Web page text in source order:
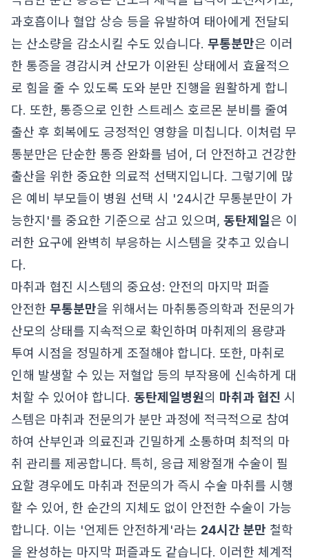
과호흡이나 혈압 상승 등을 유발하여 태아에게 전달되
는 산소량을 감소시킬 수도 있습니다. 무통분만은 이러
한 통증을 경감시켜 산모가 이완된 상태에서 효율적으
로 힘을 줄 수 있도록 도와 분만 진행을 원활하게 합니
다. 또한, 통증으로 인한 스트레스 호르몬 분비를 줄여
출산 후 회복에도 긍정적인 영향을 미칩니다. 이처럼 무
통분만은 단순한 통증 완화를 넘어, 더 안전하고 건강한
출산을 위한 중요한 의료적 선택지입니다. 그렇기에 많
은 예비 부모들이 병원 선택 시 '24시간 무통분만이 가
능한지'를 중요한 기준으로 삼고 있으며, 동탄제일은 이
러한 요구에 완벽히 부응하는 시스템을 갖추고 있습니
다.
마취과 협진 시스템의 중요성: 안전의 마지막 퍼즐
안전한 무통분만을 위해서는 마취통증의학과 전문의가
산모의 상태를 지속적으로 확인하며 마취제의 용량과
투여 시점을 정밀하게 조절해야 합니다. 또한, 마취로
인해 발생할 수 있는 저혈압 등의 부작용에 신속하게 대
처할 수 있어야 합니다. 동탄제일병원의 마취과 협진 시
스템은 마취과 전문의가 분만 과정에 적극적으로 참여
하여 산부인과 의료진과 긴밀하게 소통하며 최적의 마
취 관리를 제공합니다. 특히, 응급 제왕절개 수술이 필
요할 경우에도 마취과 전문의가 즉시 수술 마취를 시행
할 수 있어, 한 순간의 지체도 없이 안전한 수술이 가능
합니다. 이는 '언제든 안전하게'라는 24시간 분만 철학
을 완성하는 마지막 퍼즐과도 같습니다. 이러한 체계적